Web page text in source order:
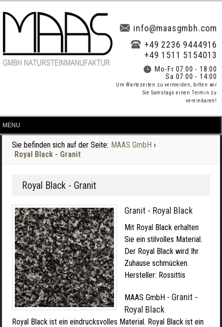
info@maasgmbh.com
+49 2236 9444916
+49 1511 5154013
Mo-Fr 07:00 - 18:00
Sa 07:00 - 14:00
Um Wartezeiten zu vermeiden, bitten wir
Sie Samstags einen Termin zu
vereinbaren!
Sie befinden sich auf der Seite: MAAS GmbH ›
Royal Black - Granit
Royal Black - Granit
Granit - Royal Black
Mit Royal Black erhalten
Sie ein stilvolles Material.
Der Royal Black wird Ihr
Zuhause schmücken.
Hersteller: Rossittis
MAAS GmbH - Granit -
Royal Black
Royal Black ist ein eindrucksvolles Material. Royal Black ist ein